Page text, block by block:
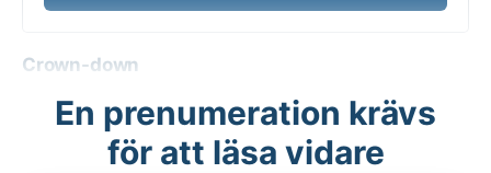
Crown-down
En prenumeration krävs
för att läsa vidare